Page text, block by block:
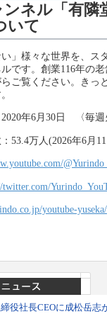
ンネル「有隣
いて
い」様々な世界を、ス
です。創業116年の
ご覧ください。きっ
年6月30日 〈毎週
53.4万人(2026年6月
twitter.com/
youtube-yuseka/
役社長CEOに成松岳